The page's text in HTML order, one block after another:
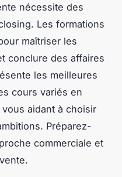
nécessite des
Les formations
maîtriser les
conclure des affaires
les meilleures
cours variés en
aidant à choisir
Préparez-
commerciale et